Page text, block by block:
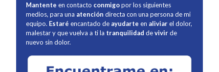
Mantente en contacto conmigopor los siguientes
medios, para una atención directa con una persona de mi
equipo. Estaré encantado de ayudarte en aliviarel dolor,
malestar y que vuelva a ti la tranquilidad devivirde
nuevo sin dolor.